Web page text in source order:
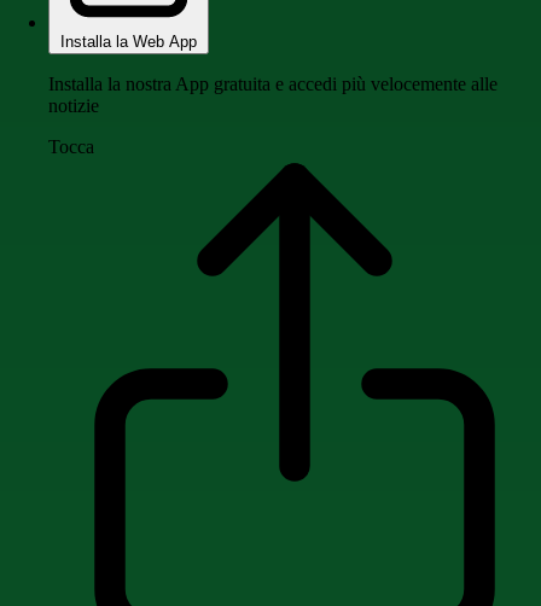
Installa la Web App
Installa la nostra App gratuita e accedi più velocemente alle
notizie
Tocca